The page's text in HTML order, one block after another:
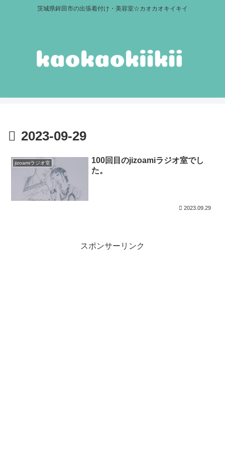
茨城県鉾田市の出張着付け・美容室☆カオカオキイキイ
2023-09-29
jizoamiラジオ室
100回目のjizoamiラジオ室でし
た。
2023.09.29
スポンサーリンク